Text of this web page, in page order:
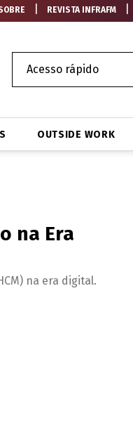
REVISTA INFRAFM
OUTSIDE WORK
na Era
na era digital.